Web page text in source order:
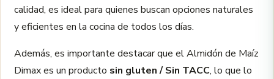
calidad, es ideal para quienes buscan opciones naturales
y eficientes en la cocina de todos los días.
Además, es importante destacar que el Almidón de Maíz
Dimax es un producto sin gluten / Sin TACC, lo que lo